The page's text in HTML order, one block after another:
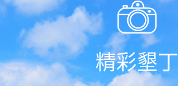
精彩墾丁